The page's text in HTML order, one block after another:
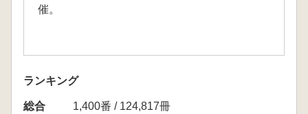
催。
ランキング
総合
1,400番 / 124,817冊